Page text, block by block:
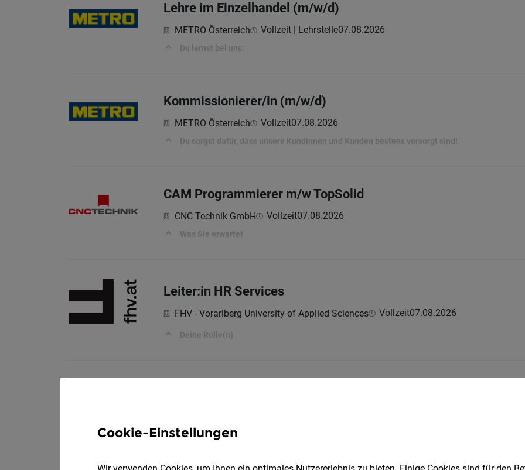
Lehre im Einzelhandel (m/w/d)
METRO Österreich Vollzeit | Lehrstelle07.08.2026
Du lernst bei uns:
Kommissionierer/in (m/w/d)
METRO Österreich Vollzeit07.08.2026
Du sorgst dafür, dass unsere Kundinnen und Kunden bestens versorgt sind!
CAM Programmierer m/w TopSolid
CNC Technik GmbH Vollzeit07.08.2026
Was Sie erwartet
Leiter:in HR Services
FHV - Vorarlberg University of Applied Sciences Vollzeit07.08.2026
Deine Rolle(n)
Die Position im RampenLICHT
Cookie-Einstellungen